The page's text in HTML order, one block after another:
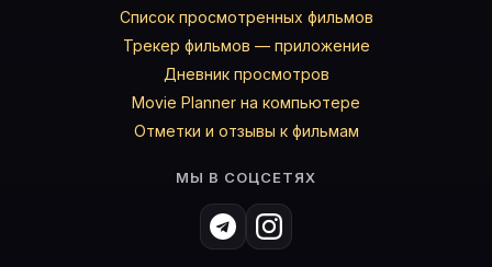
Список просмотренных фильмов
Трекер фильмов — приложение
Дневник просмотров
Movie Planner на компьютере
Отметки и отзывы к фильмам
МЫ В СОЦСЕТЯХ